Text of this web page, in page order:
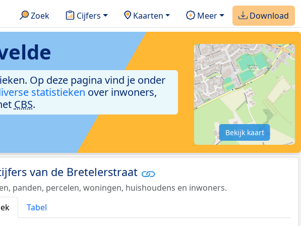
Zoek Cijfers Kaarten Meer Download
Op deze pagina vind je onder
statistieken over inwoners,
CBS.
Bekijk kaart
van de Bretelerstraat
panden, percelen, woningen, huishoudens en inwoners.
Tabel